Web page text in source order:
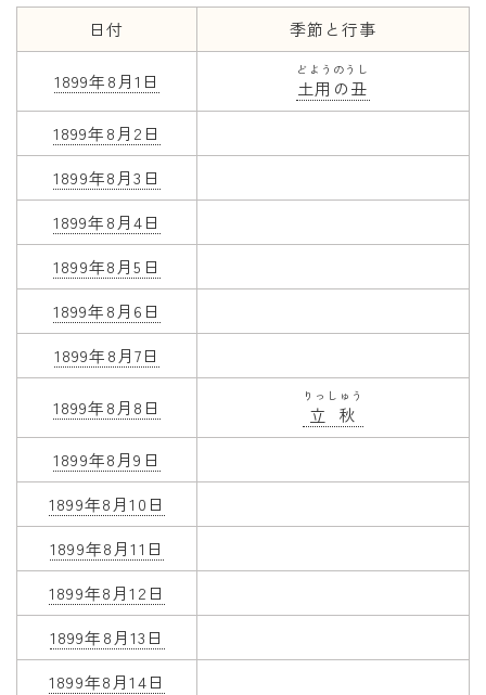
年齢と学年
年齢・干支
学年
厄年
長寿のお祝い
季節の工作
折り紙・切り紙
日付 季節と行事
1899年8月1日 土用の丑
どようのうし
1899年8月2日
1899年8月3日
1899年8月4日
1899年8月5日
1899年8月6日
1899年8月7日
1899年8月8日 立秋
りっしゅう
1899年8月9日
1899年8月10日
1899年8月11日
1899年8月12日
1899年8月13日
1899年8月14日